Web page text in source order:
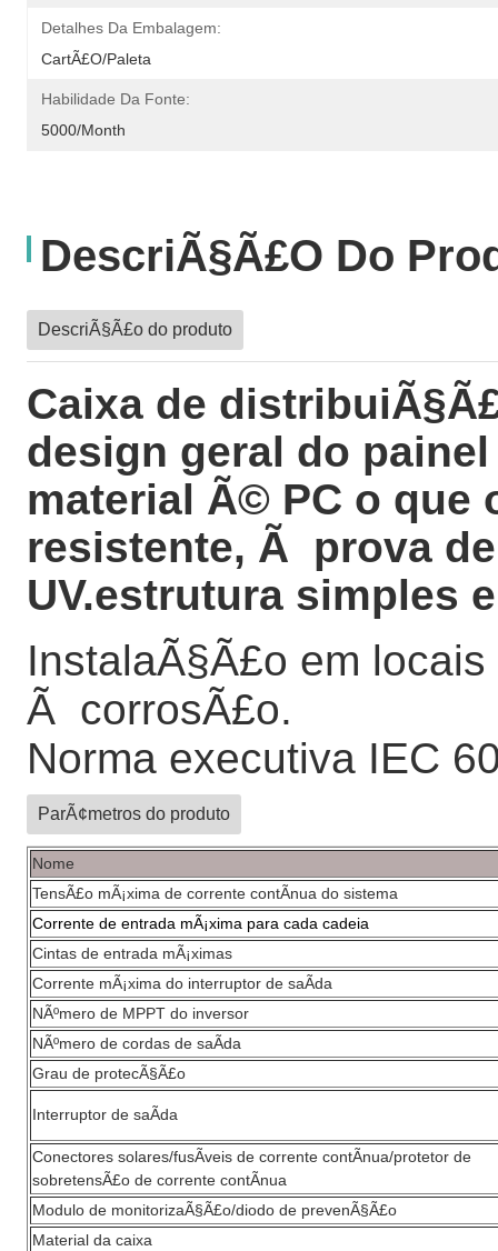
Detalhes Da Embalagem:
CartÃ£o/paleta
Habilidade Da Fonte:
5000/month
DescriÃ§Ã£o Do
DescriÃ§Ã£o do produto
Caixa de
design geral do
material Ã© PC o que
resistente, Ã prova
UV.estrutura simples
InstalaÃ§Ã£o em
Ã corrosÃ£o.
Norma executiva IEC
ParÃ¢metros do produto
Nome
TensÃ£o mÃ¡xima de corrente contÃ­nua do sistema
Corrente de entrada mÃ¡xima para cada cadeia
Cintas de entrada mÃ¡ximas
Corrente mÃ¡xima do interruptor de saÃ­da
NÃºmero de MPPT do inversor
NÃºmero de cordas de saÃ­da
Grau de protecÃ§Ã£o
Interruptor de saÃ­da
Conectores solares/fusÃ­veis de corrente contÃ­nua/protetor de
sobretensÃ£o de corrente contÃ­nua
Modulo de monitorizaÃ§Ã£o/diodo de prevenÃ§Ã£o
Material da caixa